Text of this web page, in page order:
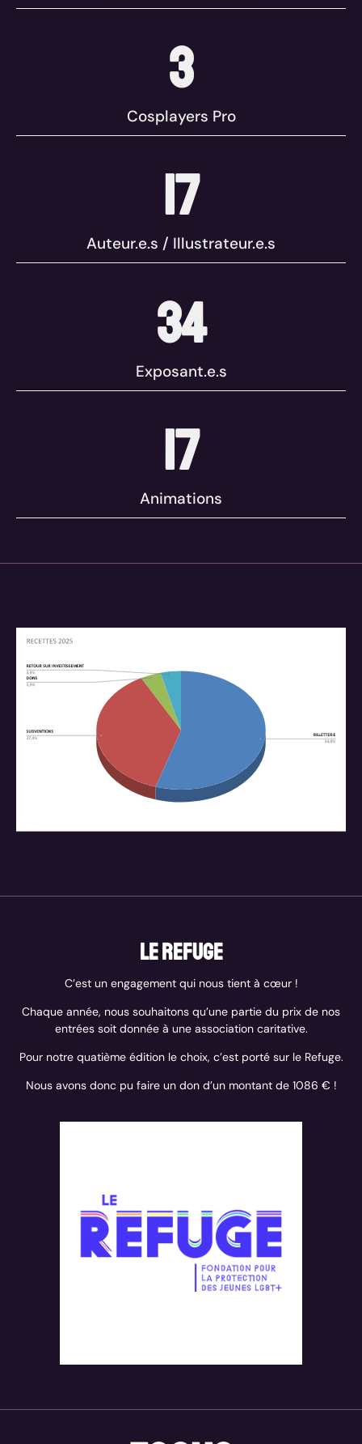
Cosplayers Pro
3
Auteur.e.s / Illustrateur.e.s
17
Exposant.e.s
34
Animations
17
Le Refuge
C’est unengagement qui nous tient à cœur !
Chaque année, nous souhaitons qu’une partie du prix de nos
entrées soit donnée à une association caritative.
Pour notre quatième édition le choix, c’est porté sur le Refuge.
Nous avons donc pu faire un don d’un montant de 1086 € !